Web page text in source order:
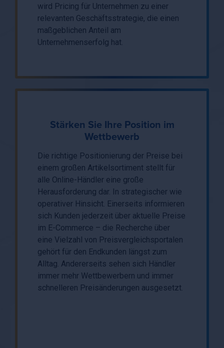
wird Pricing für Unternehmen zu einer
relevanten Geschäftsstrategie, die einen
maßgeblichen Anteil am
Unternehmenserfolg hat.
Stärken Sie Ihre Position im
Wettbewerb
Die richtige Positionierung der Preise bei
einem großen Artikelsortiment stellt für
alle Online-Händler eine große
Herausforderung dar. In strategischer wie
operativer Hinsicht. Einerseits informieren
sich Kunden jederzeit über aktuelle Preise
im E-Commerce – die Recherche über
eine Vielzahl von Preisvergleichsportalen
gehört für den Endkunden längst zum
Alltag. Andererseits sehen sich Händler
immer mehr Wettbewerbern und immer
schnelleren Preisänderungen ausgesetzt.